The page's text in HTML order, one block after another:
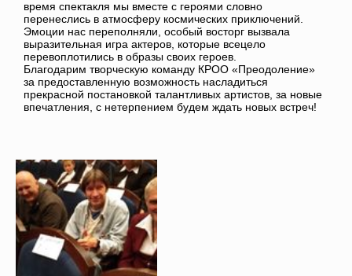
время спектакля мы вместе с героями словно
перенеслись в атмосферу космических приключений.
Эмоции нас переполняли, особый восторг вызвала
выразительная игра актеров, которые всецело
перевоплотились в образы своих героев.
Благодарим творческую команду КРОО «Преодоление»
за предоставленную возможность насладиться
прекрасной постановкой талантливых артистов, за новые
впечатления, с нетерпением будем ждать новых встреч!